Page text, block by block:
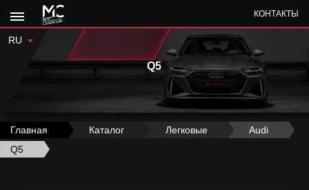
RU
КОНТАКТЫ
Q5
Главная › Каталог Легковые › Audi
›
Q5